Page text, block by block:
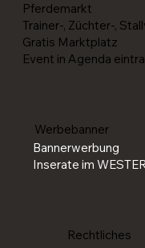
Rechtliches
Pferdemarkt
Trainer-, Züchter-,
Gratis Marktplatz
Event in Agenda
Werbebanner
Bannerwerbung
Inserate im